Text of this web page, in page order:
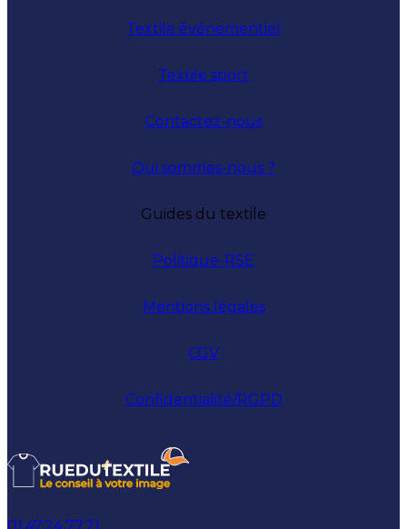
Textile événementiel
Textile sport
Contactez-nous
Qui sommes-nous ?
Guides du textile
Politique-RSE
Mentions légales
CGV
Confidentialité/RGPD